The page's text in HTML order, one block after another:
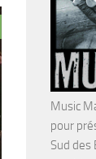
Music
pour
Sud des